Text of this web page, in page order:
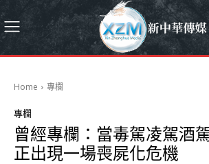
Home 專欄
專欄
曾經專欄：當毒駕凌駕酒
正出現一場喪屍化危機